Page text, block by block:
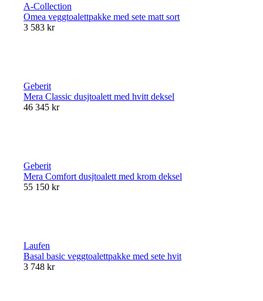
A-Collection
Omea veggtoalettpakke med sete matt sort
3 583 kr
Geberit
Mera Classic dusjtoalett med hvitt deksel
46 345 kr
Geberit
Mera Comfort dusjtoalett med krom deksel
55 150 kr
Laufen
Basal basic veggtoalettpakke med sete hvit
3 748 kr